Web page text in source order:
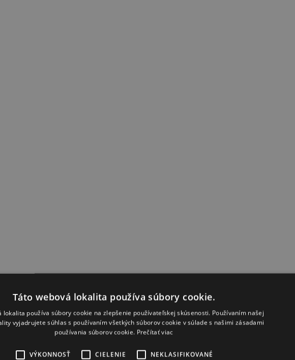
Táto webová lokalita používa súbory cookie.
lokalita používa súbory cookie na zlepšenie používateľskej skúsenosti. Používaním našej
vyjadrujete súhlas s používaním všetkých súborov cookie v súlade s našimi zásadami
používania súborov cookie. Prečítať viac
VÝKONNOSŤ CIELENIE NEKLASIFIKOVANÉ